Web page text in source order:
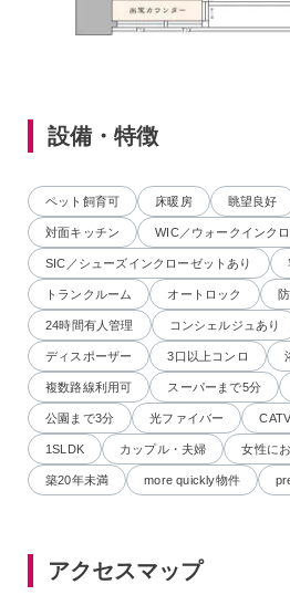
設備・特徴
ペット飼育可 床暖房 眺望良好
対面キッチン WIC／ウォークインク
SIC／シューズインクローゼットあり
トランクルーム オートロック
24時間有人管理 コンシェルジュあり
ディスポーザー 3口以上コンロ
複数路線利用可 スーパーまで5分
公園まで3分 光ファイバー CATV
1SLDK カップル・夫婦 女性に
築20年未満 more quickly物件
アクセスマップ